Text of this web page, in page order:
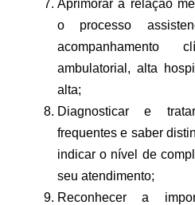
Aprimorar a relação
o processo
ambulatorial, alta
alta;
Diagnosticar e
frequentes e saber
indicar o nível de
seu atendimento;
Reconhecer a